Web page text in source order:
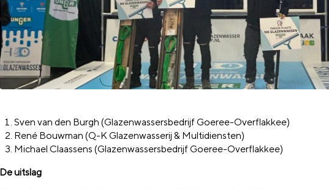
Sven van den Burgh (Glazenwassersbedrijf Goeree-Overflakkee)
René Bouwman (Q-K Glazenwasserij & Multidiensten)
Michael Claassens (Glazenwassersbedrijf Goeree-Overflakkee)
De uitslag